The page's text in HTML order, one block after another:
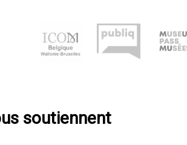
soutiennent